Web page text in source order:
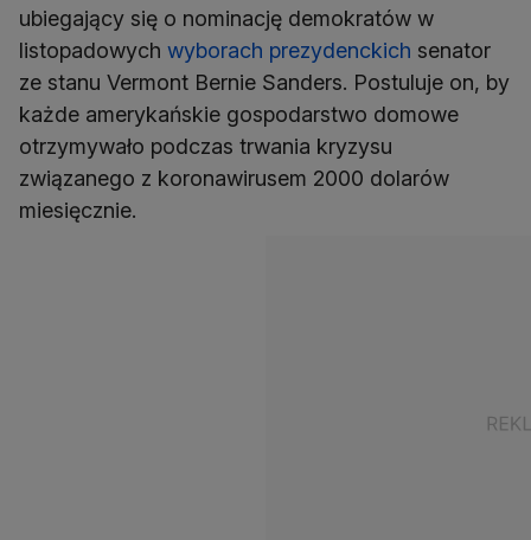
ubiegający się o nominację demokratów w
listopadowych wyborach prezydenckich senator
ze stanu Vermont Bernie Sanders. Postuluje on, by
każde amerykańskie gospodarstwo domowe
otrzymywało podczas trwania kryzysu
związanego z koronawirusem 2000 dolarów
miesięcznie.